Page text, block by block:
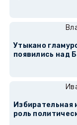
Утыкано
появились над
Избирательная
роль